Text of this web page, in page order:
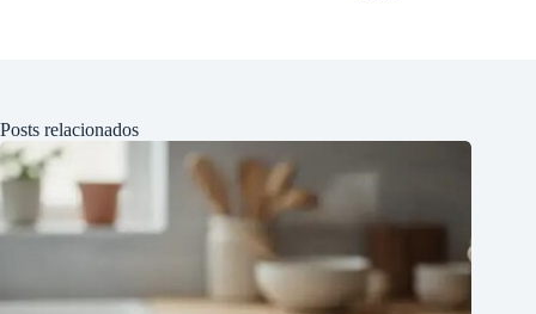
Posts relacionados